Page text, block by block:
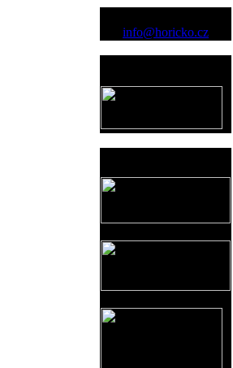
info@horicko.cz